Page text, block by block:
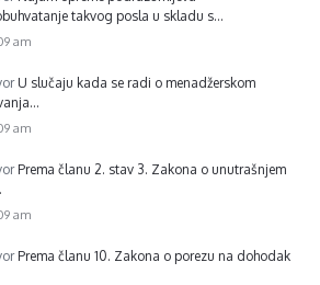
takvog posla u skladu s…
am
U slučaju kada se radi o menadžerskom
am
Prema članu 2. stav 3. Zakona o unutrašnjem
am
Prema članu 10. Zakona o porezu na dohodak